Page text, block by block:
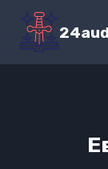
Перейти
содержимому